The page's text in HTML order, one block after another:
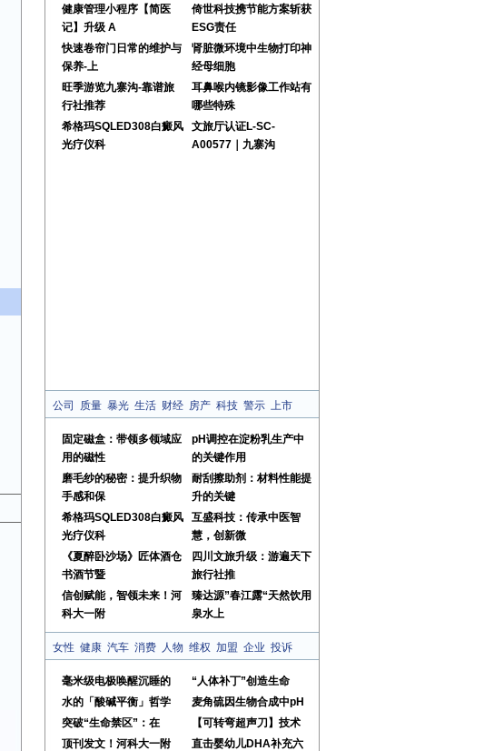
健康管理小程序【简医
记】升级 A
倚世科技携节能方案斩获
ESG责任
快速卷帘门日常的维护与
保养-上
肾脏微环境中生物打印神
经母细胞
旺季游览九寨沟-靠谱旅
行社推荐
耳鼻喉内镜影像工作站有
哪些特殊
希格玛SQLED308白癜风
光疗仪科
文旅厅认证L-SC-
A00577｜九寨沟
公司 质量 暴光 生活 财经 房产 科技 警示 上市
固定磁盒：带领多领域应
用的磁性
pH调控在淀粉乳生产中
的关键作用
磨毛纱的秘密：提升织物
手感和保
耐刮擦助剂：材料性能提
升的关键
希格玛SQLED308白癜风
光疗仪科
互盛科技：传承中医智
慧，创新微
《夏醉卧沙场》匠体酒仓
书酒节暨
四川文旅升级：游遍天下
旅行社推
信创赋能，智领未来！河
科大一附
臻达源”春江露“天然饮用
泉水上
女性 健康 汽车 消费 人物 维权 加盟 企业 投诉
毫米级电极唤醒沉睡的
“人体补丁”创造生命
水的「酸碱平衡」哲学
麦角硫因生物合成中pH
突破“生命禁区”：在
【可转弯超声刀】技术
顶刊发文！河科大一附
直击婴幼儿DHA补充六